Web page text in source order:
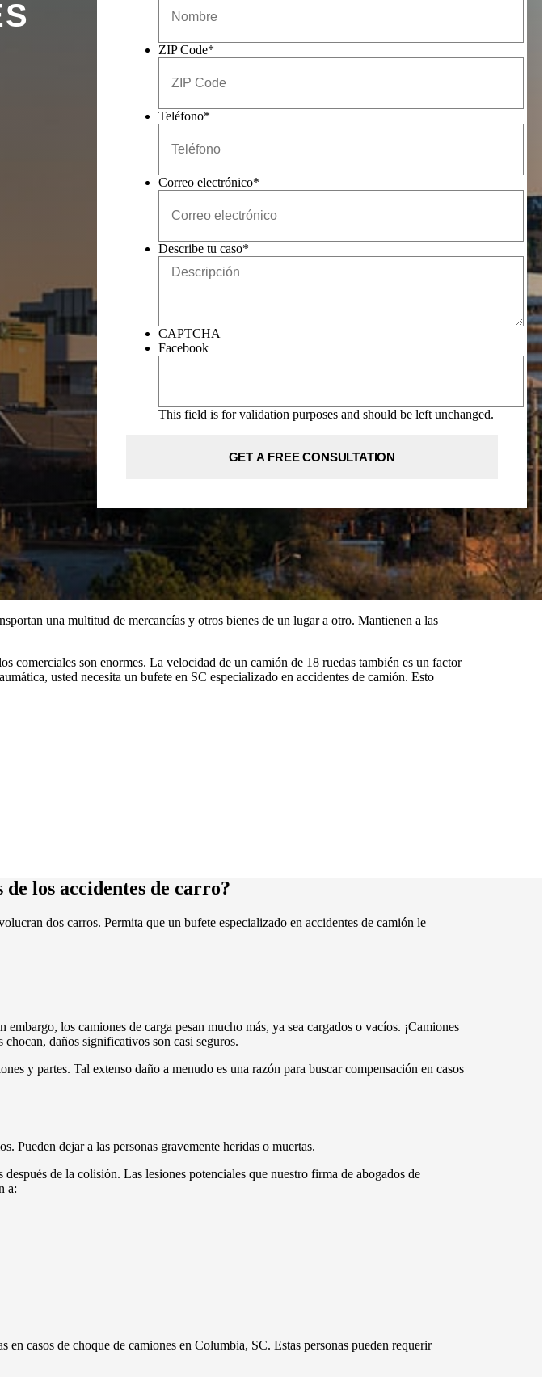
ZIP Code*
Teléfono*
Correo electrónico*
Describe tu caso*
CAPTCHA
Facebook
This field is for validation purposes and should be left unchanged.
una multitud de mercancías y otros bienes de un lugar a otro. Mantienen a las
comerciales son enormes. La velocidad de un camión de 18 ruedas también es un factor
usted necesita un bufete en SC especializado en accidentes de camión. Esto
de los accidentes de carro?
dos carros. Permita que un bufete especializado en accidentes de camión le
los camiones de carga pesan mucho más, ya sea cargados o vacíos. ¡Camiones
daños significativos son casi seguros.
y partes. Tal extenso daño a menudo es una razón para buscar compensación en casos
Pueden dejar a las personas gravemente heridas o muertas.
de la colisión. Las lesiones potenciales que nuestro firma de abogados de
a:
casos de choque de camiones en Columbia, SC. Estas personas pueden requerir